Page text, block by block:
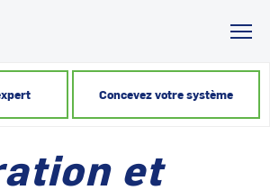
Concevez votre système
et